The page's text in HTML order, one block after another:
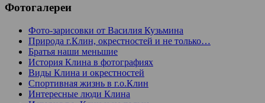
Фотогалереи
Фото-зарисовки от Василия Кузьмина
Природа г.Клин, окрестностей и не только…
Братья наши меньшие
История Клина в фотографиях
Виды Клина и окрестностей
Спортивная жизнь в г.о.Клин
Интересные люди Клина